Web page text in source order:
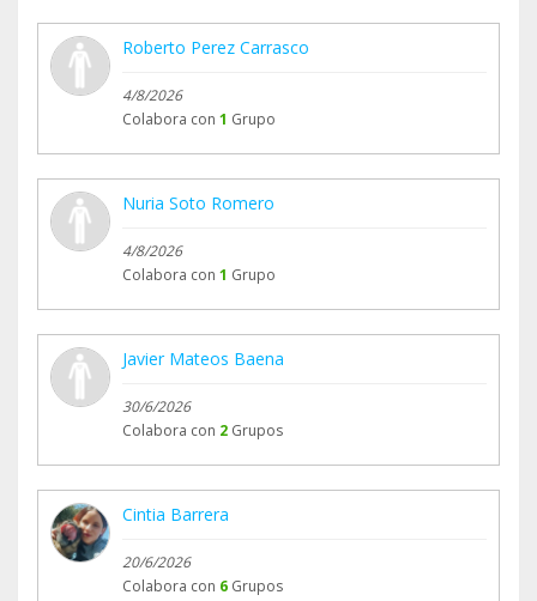
Roberto Perez Carrasco
4/8/2026
Colabora con 1 Grupo
Nuria Soto Romero
4/8/2026
Colabora con 1 Grupo
Javier Mateos Baena
30/6/2026
Colabora con 2 Grupos
Cintia Barrera
20/6/2026
Colabora con 6 Grupos